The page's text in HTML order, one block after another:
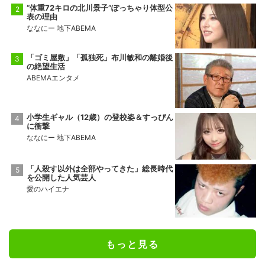
“体重72キロの北川景子”ぽっちゃり体型公
表の理由
ななにー 地下ABEMA
「ゴミ屋敷」「孤独死」布川敏和の離婚後
の絶望生活
ABEMAエンタメ
小学生ギャル（12歳）の登校姿＆すっぴん
に衝撃
ななにー 地下ABEMA
「人殺す以外は全部やってきた」総長時代
を公開した人気芸人
愛のハイエナ
もっと見る